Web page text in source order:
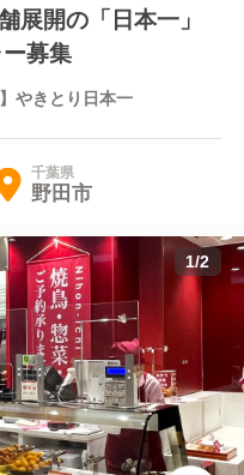
展開の「日本一」
募集
やきとり日本一
千葉県
野田市
1/2